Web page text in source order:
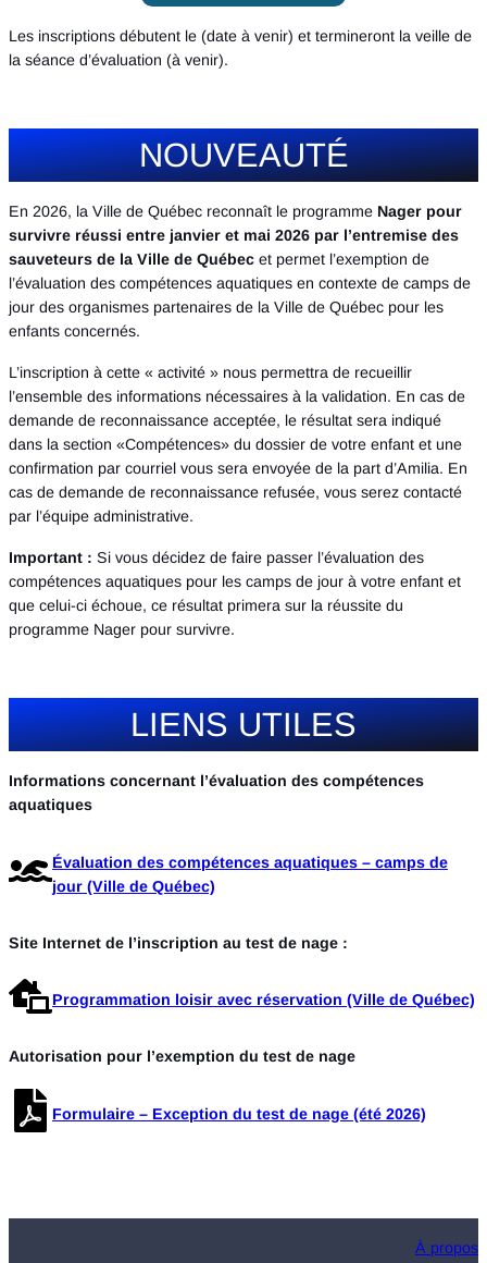
Les inscriptions débutent le (date à venir) et termineront la veille de
la séance d’évaluation (à venir).
NOUVEAUTÉ
En 2026, la Ville de Québec reconnaît le programme Nager pour
survivre réussi entre janvier et mai 2026 par l’entremise des
sauveteurs de la Ville de Québec et permet l’exemption de
l’évaluation des compétences aquatiques en contexte de camps de
jour des organismes partenaires de la Ville de Québec pour les
enfants concernés.
L’inscription à cette « activité » nous permettra de recueillir
l’ensemble des informations nécessaires à la validation. En cas de
demande de reconnaissance acceptée, le résultat sera indiqué
dans la section «Compétences» du dossier de votre enfant et une
confirmation par courriel vous sera envoyée de la part d’Amilia. En
cas de demande de reconnaissance refusée, vous serez contacté
par l’équipe administrative.
Important : Si vous décidez de faire passer l’évaluation des
compétences aquatiques pour les camps de jour à votre enfant et
que celui-ci échoue, ce résultat primera sur la réussite du
programme Nager pour survivre.
LIENS UTILES
Informations concernant l’évaluation des compétences
aquatiques
Évaluation des compétences aquatiques – camps de
jour (Ville de Québec)
Site Internet de l’inscription au test de nage :
Programmation loisir avec réservation (Ville de Québec)
Autorisation pour l’exemption du test de nage
Formulaire – Exception du test de nage (été 2026)
À propos